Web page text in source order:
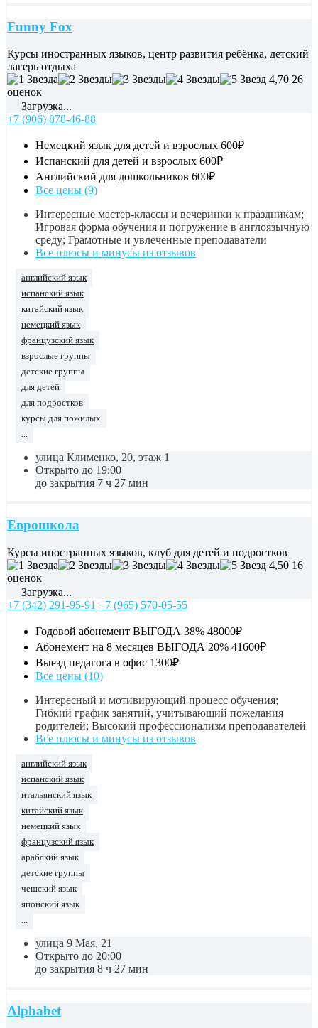
Funny Fox
Курсы иностранных языков, центр развития ребёнка, детский
лагерь отдыха
4,70 26
оценок
Загрузка...
+7 (906) 878-46-88
Немецкий язык для детей и взрослых 600₽
Испанский для детей и взрослых 600₽
Английский для дошкольников 600₽
Все цены (9)
Интересные мастер-классы и вечеринки к праздникам;
Игровая форма обучения и погружение в англоязычную
среду; Грамотные и увлеченные преподаватели
Все плюсы и минусы из отзывов
английский язык
испанский язык
китайский язык
немецкий язык
французский язык
взрослые группы
детские группы
для детей
для подростков
курсы для пожилых
...
улица Клименко, 20, этаж 1
Открыто до 19:00
до закрытия 7 ч 27 мин
Еврошкола
Курсы иностранных языков, клуб для детей и подростков
4,50 16
оценок
Загрузка...
+7 (342) 291-95-91 +7 (965) 570-05-55
Годовой абонемент ВЫГОДА 38% 48000₽
Абонемент на 8 месяцев ВЫГОДА 20% 41600₽
Выезд педагога в офис 1300₽
Все цены (10)
Интересный и мотивирующий процесс обучения;
Гибкий график занятий, учитывающий пожелания
родителей; Высокий профессионализм преподавателей
Все плюсы и минусы из отзывов
английский язык
испанский язык
итальянский язык
китайский язык
немецкий язык
французский язык
арабский язык
детские группы
чешский язык
японский язык
улица 9 Мая, 21
Открыто до 20:00
до закрытия 8 ч 27 мин
Alphabet